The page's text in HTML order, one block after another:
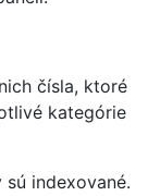
čísla, ktoré
kategórie
sú indexované.